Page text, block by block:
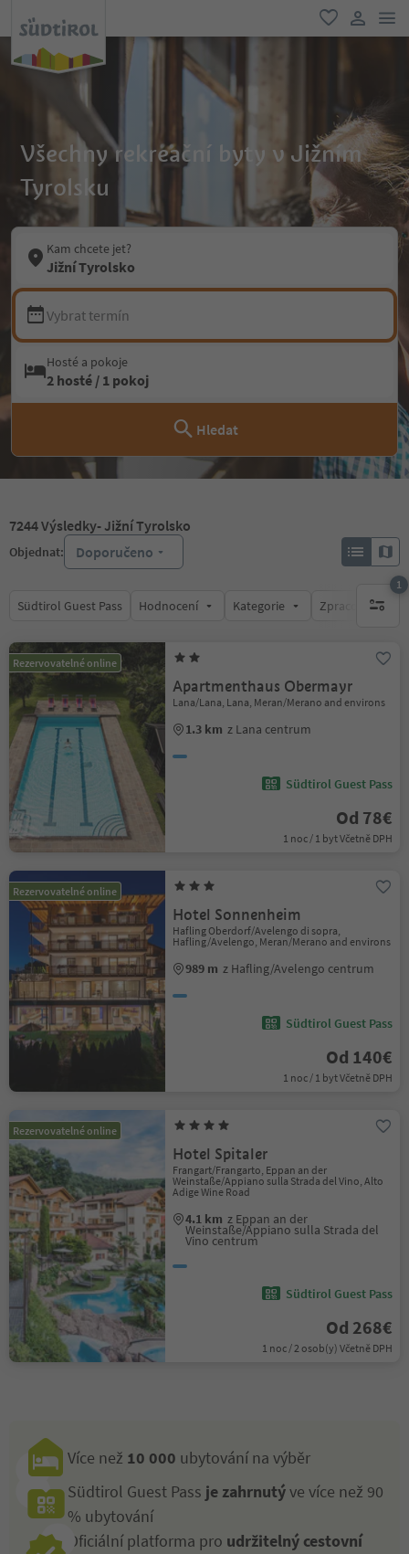
oblíbené
Všechny rekreační byty v Jižním
Tyrolsku
Kam chcete jet?
Jižní Tyrolsko
Vybrat termín
Hosté a pokoje
2 hosté / 1 pokoj
Hledat
7244Výsledky- Jižní Tyrolsko
Objednat: Doporučeno
Südtirol Guest Pass Hodnocení Kategorie Zpracovává
1
1
Rezervovatelné online
Apartmenthaus Obermayr
Lana/Lana, Lana, Meran/Merano and environs
1.3 km z Lana centrum
Südtirol Guest Pass
Od 78€
1 noc / 1 byt Včetně DPH
Rezervovatelné online
Hotel Sonnenheim
Hafling Oberdorf/Avelengo di sopra,
Hafling/Avelengo, Meran/Merano and environs
989 m z Hafling/Avelengo centrum
Südtirol Guest Pass
Od 140€
1 noc / 1 byt Včetně DPH
Rezervovatelné online
Hotel Spitaler
Frangart/Frangarto, Eppan an der
Weinstaße/Appiano sulla Strada del Vino, Alto
Adige Wine Road
4.1 km z Eppan an der
Weinstaße/Appiano sulla Strada del
Vino centrum
Südtirol Guest Pass
Od 268€
1 noc / 2 osob(y) Včetně DPH
Více než 10 000 ubytování na výběr
Südtirol Guest Pass je zahrnutýve více než 90
% ubytování
Oficiální platforma pro udržitelný cestovní